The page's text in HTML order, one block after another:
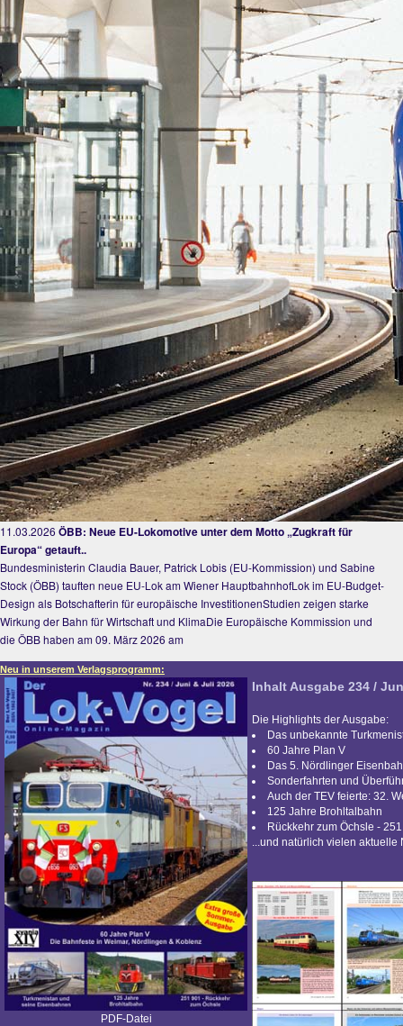
11.03.2026 ÖBB: Neue EU-Lokomotive unter dem Motto „Zugkraft für
Europa“ getauft..
Bundesministerin Claudia Bauer, Patrick Lobis (EU-Kommission) und Sabine
Stock (ÖBB) tauften neue EU-Lok am Wiener HauptbahnhofLok im EU-Budget-
Design als Botschafterin für europäische InvestitionenStudien zeigen starke
Wirkung der Bahn für Wirtschaft und KlimaDie Europäische Kommission und
die ÖBB haben am 09. März 2026 am
Neu in unserem Verlagsprogramm:
PDF-Datei
Inhalt Ausgabe 234 /
Die Highlights der Ausgabe:
Das unbekannte
60 Jahre Plan V
Das 5. Nördlinger
Sonderfahrten und
Auch der TEV feierte: 32.
125 Jahre Brohltalbahn
Rückkehr zum Öchsle -
...und natürlich vielen aktuelle